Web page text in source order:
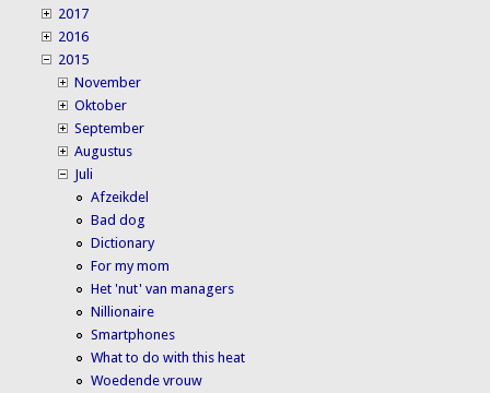
2017
2016
2015
November
Oktober
September
Augustus
Juli
Afzeikdel
Bad dog
Dictionary
For my mom
Het 'nut' van managers
Nillionaire
Smartphones
What to do with this heat
Woedende vrouw